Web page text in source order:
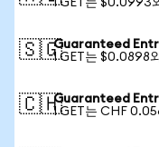
1 GET는 $0.0993
🇸🇬Guaranteed
1 GET는 $0.0898
🇨🇭Guaranteed
1 GET는 CHF